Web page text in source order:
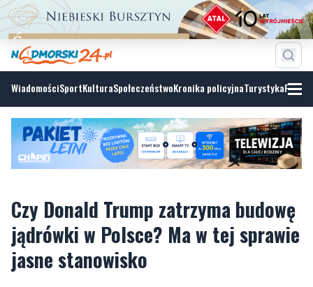
WiadomościSportKulturaSpołeczeństwoKronika policyjnaTurystyka
Czy Donald Trump zatrzyma budowę
jasne stanowisko
niedziela, 10 listopada 2024, 09:54